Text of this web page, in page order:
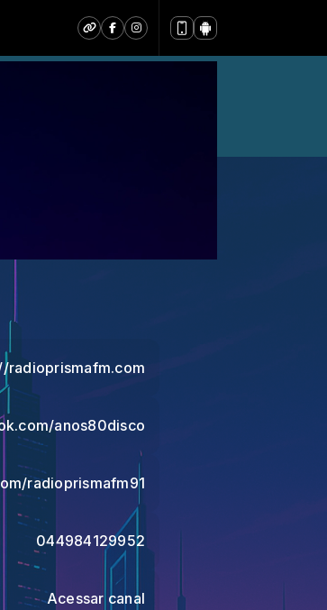
radioprismafm.com
anos80disco
radioprismafm91
044984129952
Acessar canal